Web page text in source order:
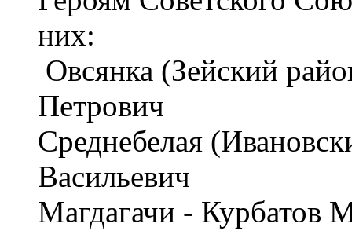
них:
Овсянка (Зейский
Петрович
Среднебелая
Васильевич
Магдагачи - Курбатов